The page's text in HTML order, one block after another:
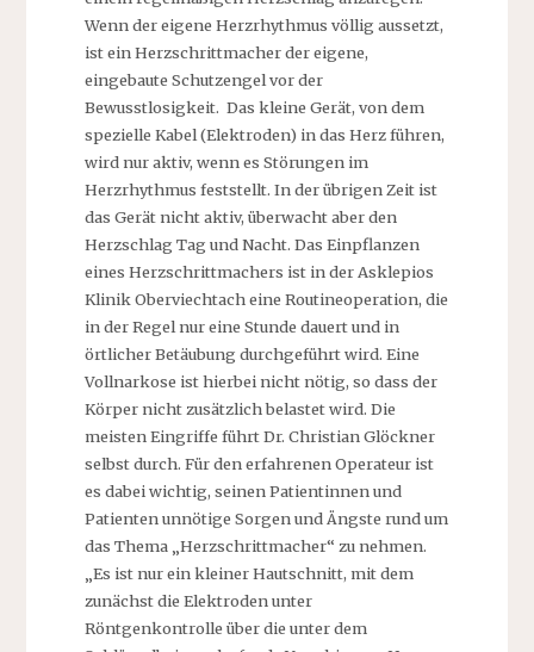
Wenn der eigene Herzrhythmus völlig aussetzt,
ist ein Herzschrittmacher der eigene,
eingebaute Schutzengel vor der
Bewusstlosigkeit. Das kleine Gerät, von dem
spezielle Kabel (Elektroden) in das Herz führen,
wird nur aktiv, wenn es Störungen im
Herzrhythmus feststellt. In der übrigen Zeit ist
das Gerät nicht aktiv, überwacht aber den
Herzschlag Tag und Nacht. Das Einpflanzen
eines Herzschrittmachers ist in der Asklepios
Klinik Oberviechtach eine Routineoperation, die
in der Regel nur eine Stunde dauert und in
örtlicher Betäubung durchgeführt wird. Eine
Vollnarkose ist hierbei nicht nötig, so dass der
Körper nicht zusätzlich belastet wird. Die
meisten Eingriffe führt Dr. Christian Glöckner
selbst durch. Für den erfahrenen Operateur ist
es dabei wichtig, seinen Patientinnen und
Patienten unnötige Sorgen und Ängste rund um
das Thema „Herzschrittmacher“ zu nehmen.
„Es ist nur ein kleiner Hautschnitt, mit dem
zunächst die Elektroden unter
Röntgenkontrolle über die unter dem